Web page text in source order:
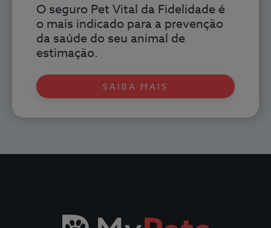
O seguro Pet Vital da Fidelidade é
o mais indicado para a prevenção
da saúde do seu animal de
estimação.
SAIBA MAIS